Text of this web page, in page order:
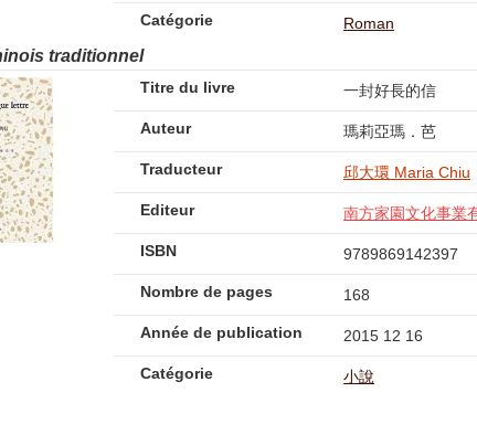
Catégorie Roman
traditionnel
Titre du livre 一封好長的信
Auteur 瑪莉亞瑪．芭
Traducteur 邱大環 Maria Chiu
Editeur 南方家園文化事業
ISBN 9789869142397
Nombre de pages 168
Année de publication 2015 12 16
Catégorie 小說